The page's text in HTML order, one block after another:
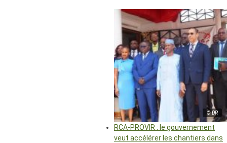
© DR
RCA-PROVIR : le gouvernement
veut accélérer les chantiers dans